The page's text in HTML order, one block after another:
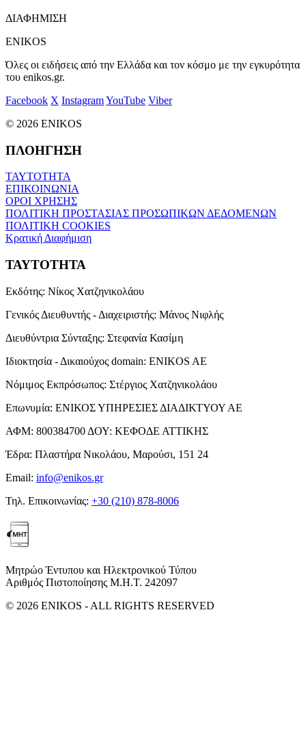
ΔΙΑΦΗΜΙΣΗ
ENIKOS
Όλες οι ειδήσεις από την Ελλάδα και τον κόσμο με την εγκυρότητα
του enikos.gr.
Facebook X InstagramYouTube Viber
© 2026 ENIKOS
ΠΛΟΗΓΗΣΗ
ΤΑΥΤΟΤΗΤΑ
ΕΠΙΚΟΙΝΩΝΙΑ
ΟΡΟΙ ΧΡΗΣΗΣ
ΠΟΛΙΤΙΚΗ ΠΡΟΣΤΑΣΙΑΣ ΠΡΟΣΩΠΙΚΩΝ ΔΕΔΟΜΕΝΩΝ
ΠΟΛΙΤΙΚΗ COOKIES
Κρατική Διαφήμιση
ΤΑΥΤΟΤΗΤΑ
Εκδότης: Νίκος Χατζηνικολάου
Γενικός Διευθυντής - Διαχειριστής: Μάνος Νιφλής
Διευθύντρια Σύνταξης: Στεφανία Κασίμη
Ιδιοκτησία - Δικαιούχος domain: ENIKOS AE
Νόμιμος Εκπρόσωπος: Στέργιος Χατζηνικολάου
Επωνυμία: ΕΝΙΚΟΣ ΥΠΗΡΕΣΙΕΣ ΔΙΑΔΙΚΤΥΟΥ ΑΕ
ΑΦΜ: 800384700 ΔΟΥ: ΚΕΦΟΔΕ ΑΤΤΙΚΗΣ
Έδρα: Πλαστήρα Νικολάου, Μαρούσι, 151 24
Email: info@enikos.gr
Τηλ. Επικοινωνίας: +30 (210) 878-8006
Μητρώο Έντυπου και Ηλεκτρονικού Τύπου
Αριθμός Πιστοποίησης Μ.Η.Τ. 242097
© 2026 ENIKOS - ALL RIGHTS RESERVED